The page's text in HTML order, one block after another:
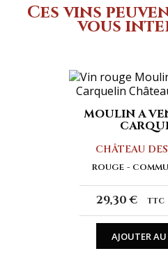
Ces vins
vous
MOULIN A
CHÂTEAU
ROUGE
29,30 € TTC
AJOUTER